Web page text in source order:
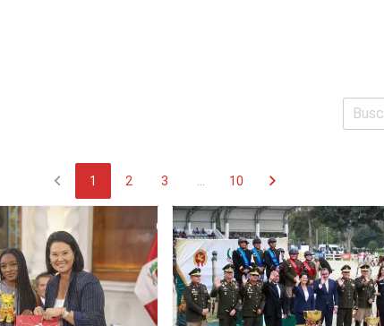
chevron_left 1 2 3 10 chevron_right